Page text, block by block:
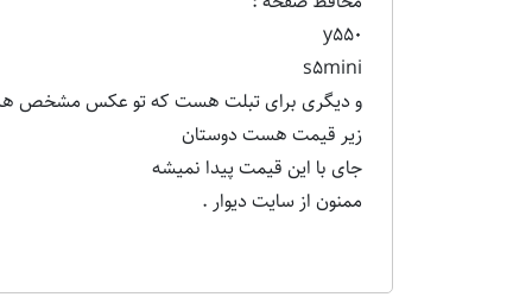
y550
s5mini
و دیگری برای تبلت هست که تو عکس
زیر قیمت هست دوستان
جای با این قیمت پیدا نمیشه
ممنون از سایت دیوار .